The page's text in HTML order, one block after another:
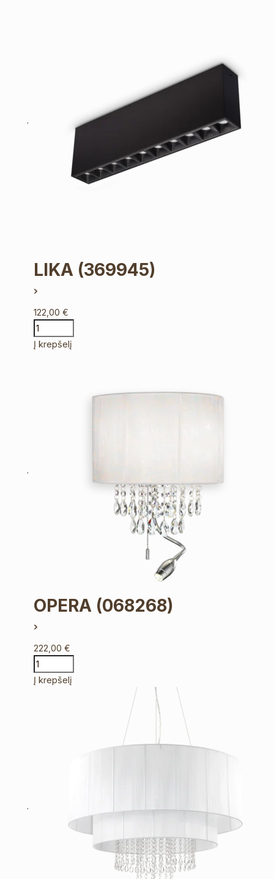
LIKA (369945)
122,00€
Į krepšelį
OPERA (068268)
222,00€
Į krepšelį